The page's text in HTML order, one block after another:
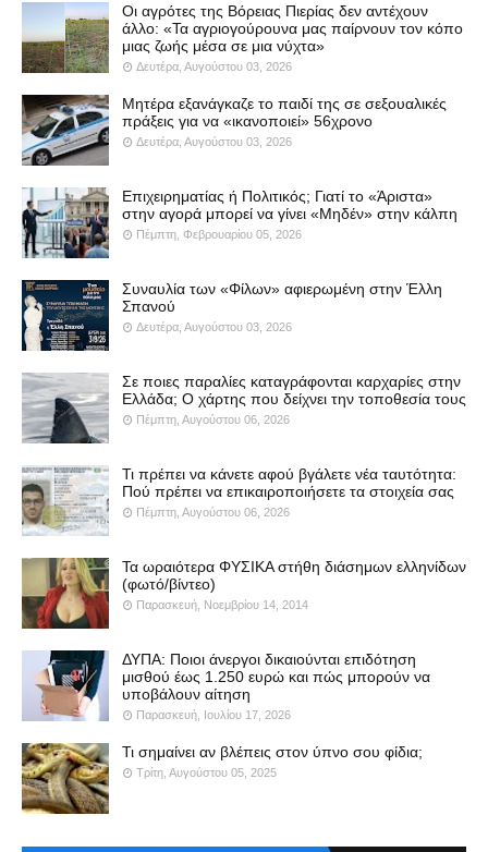
Οι αγρότες της Βόρειας Πιερίας δεν αντέχουν
άλλο: «Τα αγριογούρουνα μας παίρνουν τον κόπο
μιας ζωής μέσα σε μια νύχτα»
Δευτέρα, Αυγούστου 03, 2026
Μητέρα εξανάγκαζε το παιδί της σε σεξουαλικές
πράξεις για να «ικανοποιεί» 56χρονο
Δευτέρα, Αυγούστου 03, 2026
Επιχειρηματίας ή Πολιτικός; Γιατί το «Άριστα»
στην αγορά μπορεί να γίνει «Μηδέν» στην κάλπη
Πέμπτη, Φεβρουαρίου 05, 2026
Συναυλία των «Φίλων» αφιερωμένη στην Έλλη
Σπανού
Δευτέρα, Αυγούστου 03, 2026
Σε ποιες παραλίες καταγράφονται καρχαρίες στην
Ελλάδα; Ο χάρτης που δείχνει την τοποθεσία τους
Πέμπτη, Αυγούστου 06, 2026
Τι πρέπει να κάνετε αφού βγάλετε νέα ταυτότητα:
Πού πρέπει να επικαιροποιήσετε τα στοιχεία σας
Πέμπτη, Αυγούστου 06, 2026
Τα ωραιότερα ΦΥΣΙΚΑ στήθη διάσημων ελληνίδων
(φωτό/βίντεο)
Παρασκευή, Νοεμβρίου 14, 2014
ΔΥΠΑ: Ποιοι άνεργοι δικαιούνται επιδότηση
μισθού έως 1.250 ευρώ και πώς μπορούν να
υποβάλουν αίτηση
Παρασκευή, Ιουλίου 17, 2026
Τι σημαίνει αν βλέπεις στον ύπνο σου φίδια;
Τρίτη, Αυγούστου 05, 2025